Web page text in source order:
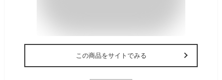
この商品をサイトでみる